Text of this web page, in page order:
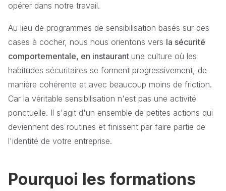
opérer dans notre travail.
Au lieu de programmes de sensibilisation basés sur des
cases à cocher, nous nous orientons vers la sécurité
comportementale, en instaurant une culture où les
habitudes sécuritaires se forment progressivement, de
manière cohérente et avec beaucoup moins de friction.
Car la véritable sensibilisation n'est pas une activité
ponctuelle. Il s'agit d'un ensemble de petites actions qui
deviennent des routines et finissent par faire partie de
l'identité de votre entreprise.
Pourquoi les formations